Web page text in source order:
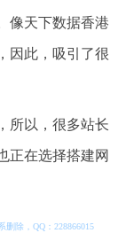
像天下数据香港
因此，吸引了很
所以，很多站长
正在选择搭建网
删除，QQ：228866015